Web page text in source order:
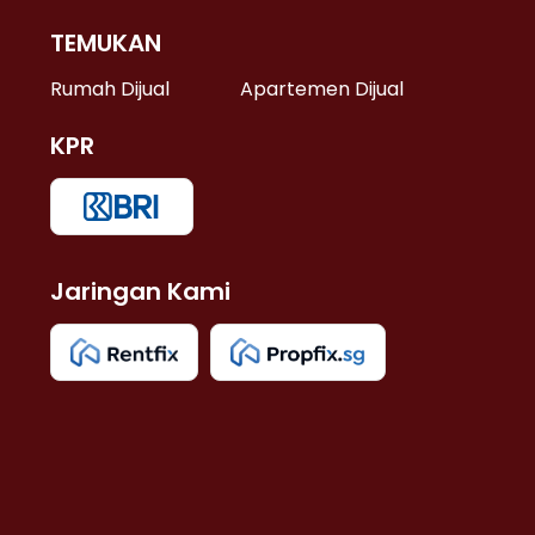
TEMUKAN
Rumah Dijual Apartemen Dijual
KPR
Jaringan Kami